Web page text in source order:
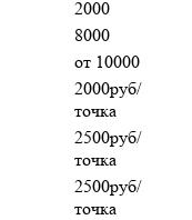
2000
8000
от 10000
2000руб/
точка
2500руб/
точка
2500руб/
точка